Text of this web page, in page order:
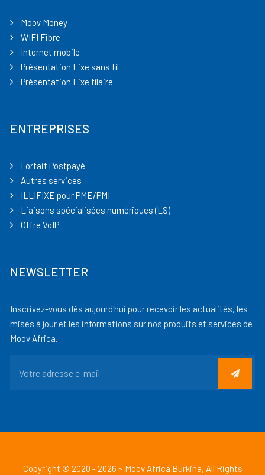
Moov Money
WIFI Fibre
Internet mobile
Présentation Fixe sans fil
Présentation Fixe filaire
ENTREPRISES
Forfait Postpayé
Autres services
ILLIFIXE pour PME/PMI
Liaisons spécialisées numériques (LS)
Offre VoIP
NEWSLETTER
Inscrivez-vous dès aujourd'hui pour recevoir les actualités, les
mises à jour et les informations sur nos produits et services de
Moov Africa.
Copyright © 2020 - 2026 ~ Moov Africa Burkina, All Rights